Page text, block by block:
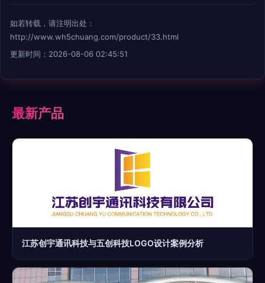
如若转载，请注明出处：
http://www.wh5chuang.com/product/33.html
更新时间：2026-08-06 02:45:51
最新产品
江苏创宇通讯科技与五创科技LOGO设计案例分析